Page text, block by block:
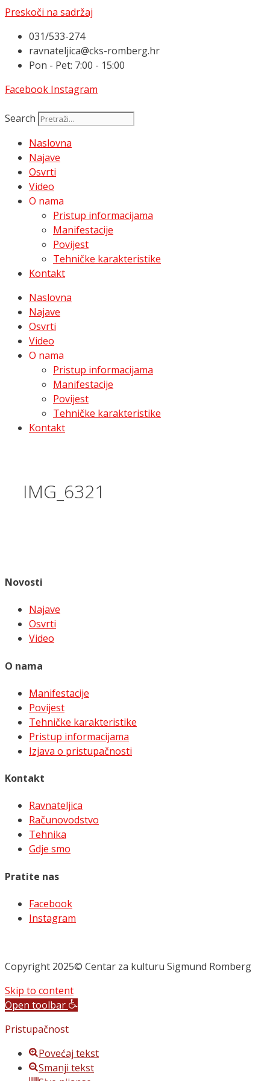
Preskoči na sadržaj
031/533-274
ravnateljica@cks-romberg.hr
Pon - Pet: 7:00 - 15:00
Facebook Instagram
Search
Naslovna
Najave
Osvrti
Video
O nama
Pristup informacijama
Manifestacije
Povijest
Tehničke karakteristike
Kontakt
Naslovna
Najave
Osvrti
Video
O nama
Pristup informacijama
Manifestacije
Povijest
Tehničke karakteristike
Kontakt
IMG_6321
Novosti
Najave
Osvrti
Video
O nama
Manifestacije
Povijest
Tehničke karakteristike
Pristup informacijama
Izjava o pristupačnosti
Kontakt
Ravnateljica
Računovodstvo
Tehnika
Gdje smo
Pratite nas
Facebook
Instagram
Copyright 2025© Centar za kulturu Sigmund Romberg
Skip to content
Open toolbar
Pristupačnost
Povećaj tekst
Smanji tekst